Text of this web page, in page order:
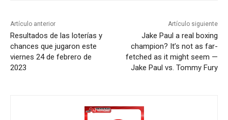
Artículo anterior
Resultados de las loterías y
chances que jugaron este
viernes 24 de febrero de
2023
Artículo siguiente
Jake Paul a real boxing
champion? It’s not as far-
fetched as it might seem —
Jake Paul vs. Tommy Fury